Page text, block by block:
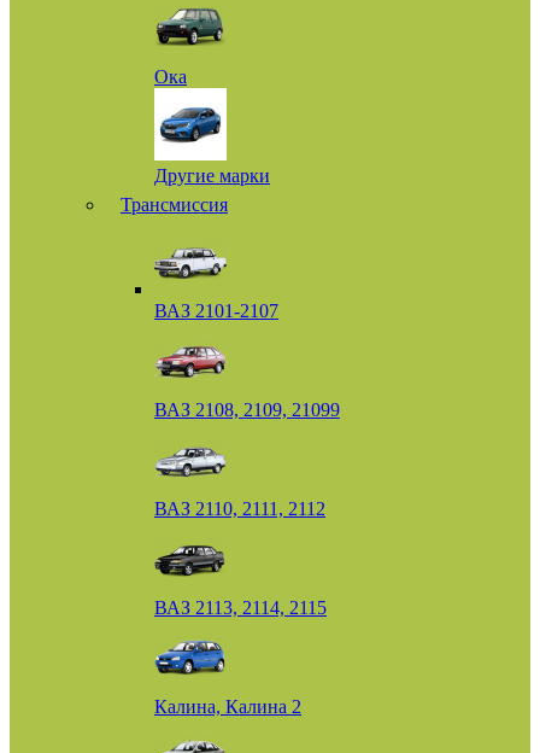
Ока
Другие марки
Трансмиссия
ВАЗ 2101-2107
ВАЗ 2108, 2109, 21099
ВАЗ 2110, 2111, 2112
ВАЗ 2113, 2114, 2115
Калина, Калина 2